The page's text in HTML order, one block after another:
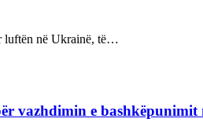
luftën në Ukrainë, të…
vazhdimin e bashkëpunimit